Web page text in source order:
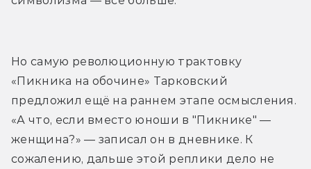
Но самую революционную трактовку
«Пикника на обочине» Тарковский
предложил ещё на раннем этапе осмысления.
«А что, если вместо юноши в "Пикнике" —
женщина?» — записал он в дневнике. К
сожалению, дальше этой реплики дело не